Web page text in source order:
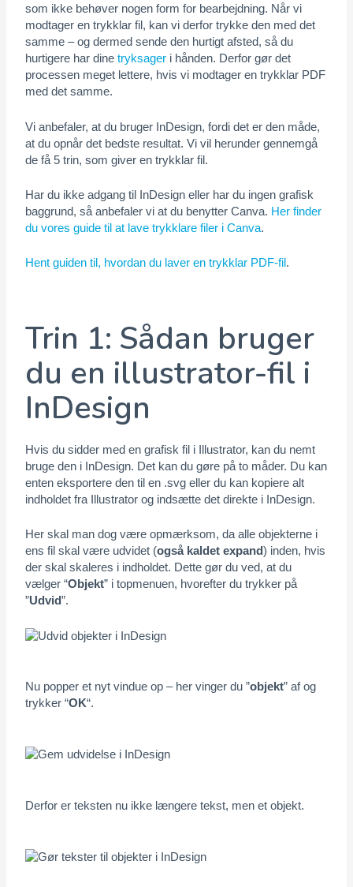
som ikke behøver nogen form for bearbejdning. Når vi
modtager en trykklar fil, kan vi derfor trykke den med det
samme – og dermed sende den hurtigt afsted, så du
hurtigere har dinetryksager i hånden. Derfor gør det
processen meget lettere, hvis vi modtager en trykklar PDF
med det samme.
Vi anbefaler, at du bruger InDesign, fordi det er den måde,
at du opnår det bedste resultat. Vi vil herunder gennemgå
de få 5 trin, som giver en trykklar fil.
Har du ikke adgang til InDesign eller har du ingen grafisk
baggrund, så anbefaler vi at du benytter Canva. Her finder
du vores guide til at lave trykklare filer i Canva.
Hent guiden til, hvordan du laver en trykklar PDF-fil .
Trin 1: Sådan bruger
du en illustrator-fil i
InDesign
Hvis du sidder med en grafisk fil i Illustrator, kan du nemt
bruge den i InDesign. Det kan du gøre på to måder. Du kan
enten eksportere den til en .svg eller du kan kopiere alt
indholdet fra Illustrator og indsætte det direkte i InDesign.
Her skal man dog være opmærksom, da alle objekterne i
ens fil skal være udvidet (også kaldet expand) inden, hvis
der skal skaleres i indholdet. Dette gør du ved, at du
vælger “Objekt” i topmenuen, hvorefter du trykker på
”Udvid”.
Nu popper et nyt vindue op – her vinger du ”objekt” af og
trykker “OK“.
Derfor er teksten nu ikke længere tekst, men et objekt.